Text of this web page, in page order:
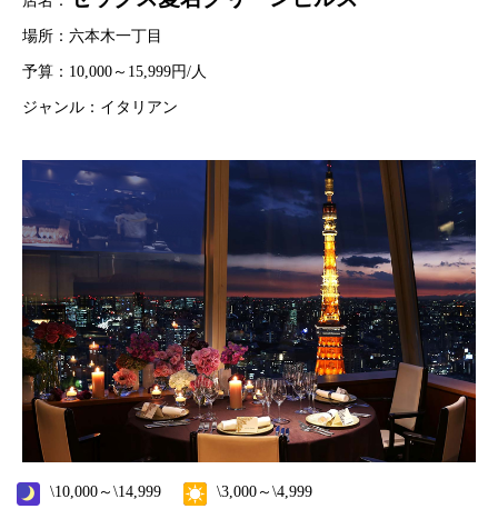
場所：六本木一丁目
予算：10,000～15,999円/人
ジャンル：イタリアン
\10,000～\14,999 \3,000～\4,999